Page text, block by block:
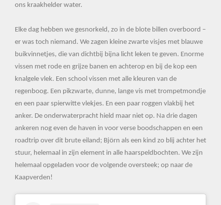
ons kraakhelder water.
Elke dag hebben we gesnorkeld, zo in de blote billen overboord –
er was toch niemand. We zagen kleine zwarte visjes met blauwe
buikvinnetjes, die van dichtbij bijna licht leken te geven. Enorme
vissen met rode en grijze banen en achterop en bij de kop een
knalgele vlek. Een school vissen met alle kleuren van de
regenboog. Een pikzwarte, dunne, lange vis met trompetmondje
en een paar spierwitte vlekjes. En een paar roggen vlakbij het
anker. De onderwaterpracht hield maar niet op. Na drie dagen
ankeren nog even de haven in voor verse boodschappen en een
roadtrip over dit brute eiland; Björn als een kind zo blij achter het
stuur, helemaal in zijn element in alle haarspeldbochten. We zijn
helemaal opgeladen voor de volgende oversteek; op naar de
Kaapverden!